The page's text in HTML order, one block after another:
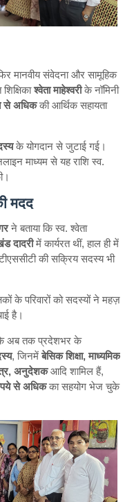
मानवीय संवेदना और सामूहिक
श्वेता माहेश्वरीके नॉमिनी
से अधिककी आर्थिक सहायता
के योगदान से जुटाई गई।
माध्यम से यह राशि स्व.
मदद
ने बताया कि स्व. श्वेता
दादरीमें कार्यरत थीं, हाल ही में
की सक्रिय सदस्य भी
के परिवारों को सदस्यों ने महज़
है।
अब तक प्रदेशभर के
, जिनमें बेसिक शिक्षा, माध्यमिक
अनुदेशकआदि शामिल हैं,
से अधिकका सहयोग भेज चुके